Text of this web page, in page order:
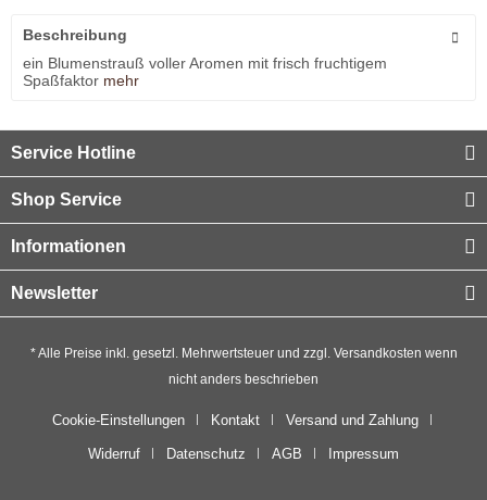
Beschreibung
ein Blumenstrauß voller Aromen mit frisch fruchtigem
Spaßfaktor mehr
Service Hotline
Shop Service
Informationen
Newsletter
* Alle Preise inkl. gesetzl. Mehrwertsteuer und zzgl. Versandkosten wenn
nicht anders beschrieben
Cookie-Einstellungen Kontakt Versand und Zahlung
Widerruf Datenschutz AGB Impressum